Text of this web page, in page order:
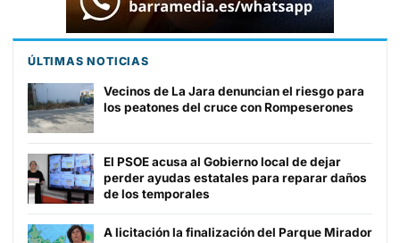
ÚLTIMAS NOTICIAS
Vecinos de La Jara denuncian el riesgo para
los peatones del cruce con Rompeserones
El PSOE acusa al Gobierno local de dejar
perder ayudas estatales para reparar daños
de los temporales
A licitación la finalización del Parque Mirador